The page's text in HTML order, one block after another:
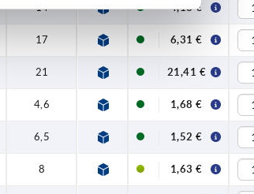
14 4,13 €
17 6,31 €
21 21,41 €
4,6 1,68 €
6,5 1,52 €
8 1,63 €